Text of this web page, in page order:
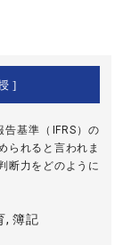
]
基準（IFRS）の
られると言われま
断力をどのように
, 簿記